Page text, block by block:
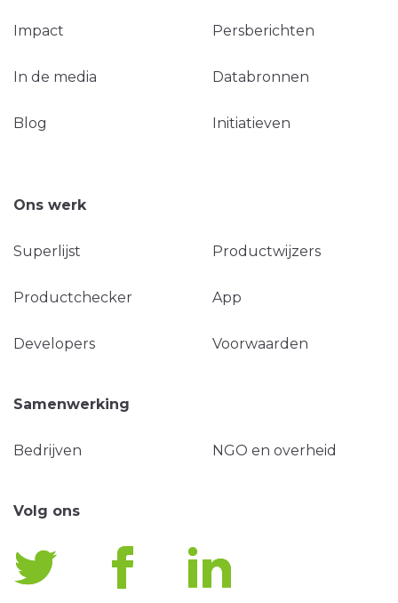
Impact Persberichten
In de media Databronnen
Blog Initiatieven
Ons werk
Superlijst Productwijzers
Productchecker App
Developers Voorwaarden
Samenwerking
Bedrijven NGO en overheid
Volg ons